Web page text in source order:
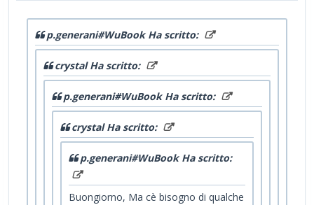
p.generani#WuBook Ha scritto:
crystal Ha scritto:
p.generani#WuBook Ha scritto:
crystal Ha scritto:
p.generani#WuBook Ha scritto:
Buongiorno, Ma cè bisogno di qualche